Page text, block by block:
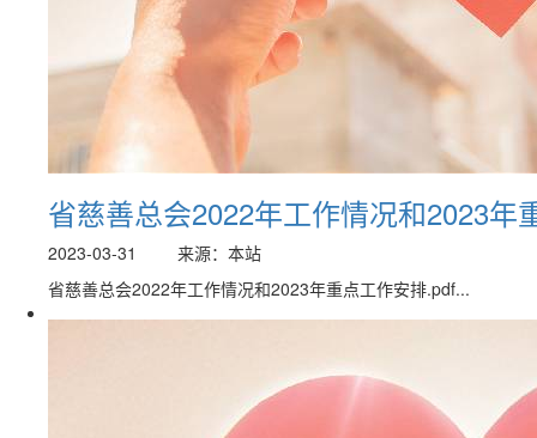
省慈善总会2022年工作情况和2023年
2023-03-31
来源：本站
省慈善总会2022年工作情况和2023年重点工作安排.pdf...